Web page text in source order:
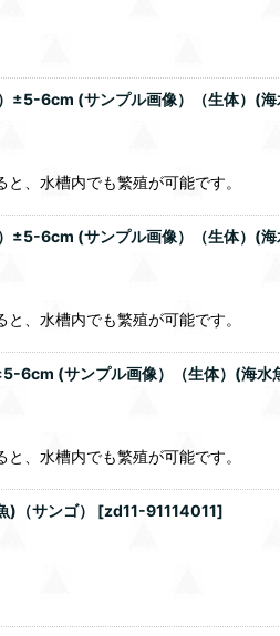
±5-6cm (サンプル画像）（生体）(海
、水槽内でも繁殖が可能です。
±5-6cm (サンプル画像）（生体）(海
、水槽内でも繁殖が可能です。
6cm (サンプル画像）（生体）(海水
、水槽内でも繁殖が可能です。
（サンゴ） [zd11-91114011]